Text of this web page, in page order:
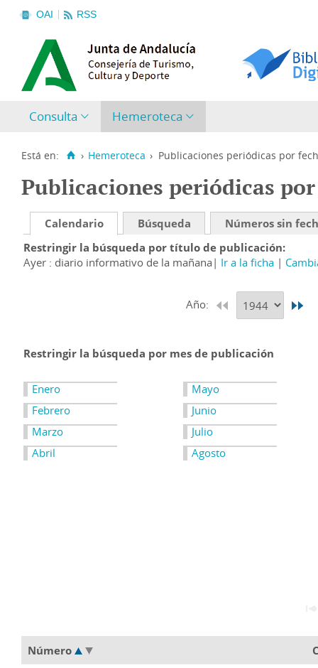
OAI RSS
Consulta Hemeroteca
Está en: › Hemeroteca › Publicaciones periódicas por
Publicaciones periódicas
Calendario Búsqueda
Números sin
Restringir la búsqueda por título de publicación
Ayer : diario informativo de la mañana
Ir a la ficha
Año:
Restringir la búsqueda por mes de publicación
Enero
Febrero
Marzo
Abril
Mayo
Junio
Julio
Agosto
Número